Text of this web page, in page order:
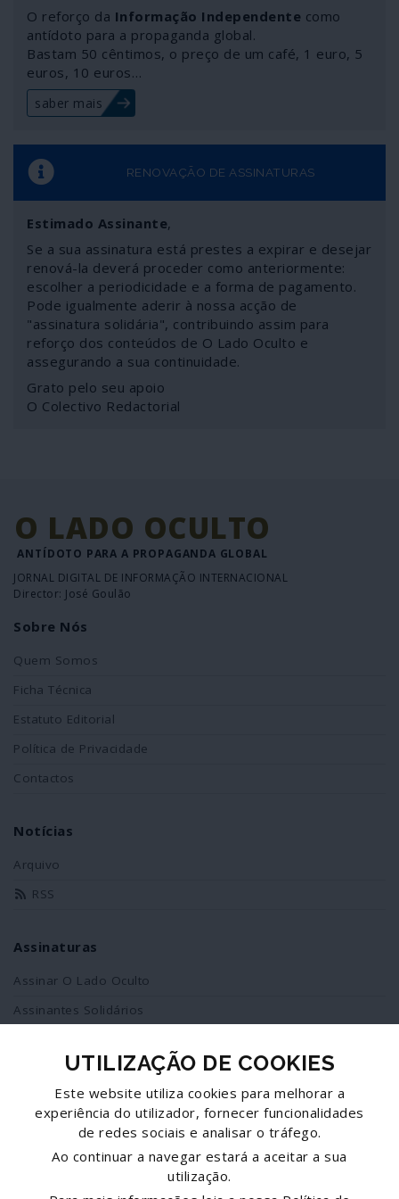
mercado”. Mas como as sanções atingem interesses
alemães e a própria economia da Alemanha existe
alguma expectativa em saber como irá a União Europeia
reagir a mais esta agressão dos aliados do outro lado
do Atlântico.
O reforço da Informação Independente como
antídoto para a propaganda global.
Bastam 50 cêntimos, o preço de um café, 1 euro, 5
euros, 10 euros…
saber mais
RENOVAÇÃO DE ASSINATURAS
Estimado Assinante,
Se a sua assinatura está prestes a expirar e desejar
renová-la deverá proceder como anteriormente:
escolher a periodicidade e a forma de pagamento.
Pode igualmente aderir à nossa acção de
"assinatura solidária", contribuindo assim para
reforço dos conteúdos de O Lado Oculto e
assegurando a sua continuidade.
Grato pelo seu apoio
O Colectivo Redactorial
O LADO OCULTO
ANTÍDOTO PARA A PROPAGANDA GLOBAL
JORNAL DIGITAL DE INFORMAÇÃO INTERNACIONAL
Director: José Goulão
Sobre Nós
Quem Somos
Ficha Técnica
Estatuto Editorial
Política de Privacidade
Contactos
Notícias
Arquivo
RSS
Assinaturas
Assinar O Lado Oculto
Assinantes Solidários
Redes Sociais
Siga-nos no facebook
UTILIZAÇÃO DE COOKIES
Este website utiliza cookies para melhorar a
experiência do utilizador, fornecer funcionalidades
de redes sociais e analisar o tráfego.
Ao continuar a navegar estará a aceitar a sua
utilização.